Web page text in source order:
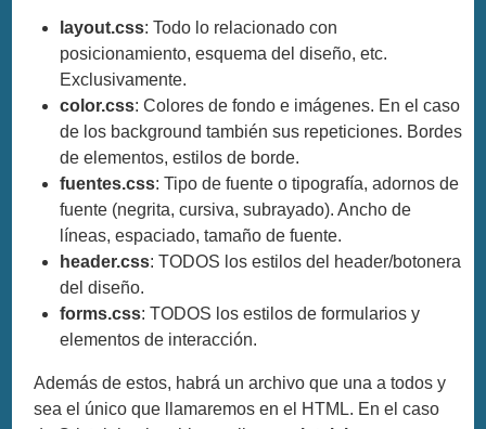
layout.css: Todo lo relacionado con
posicionamiento, esquema del diseño, etc.
Exclusivamente.
color.css: Colores de fondo e imágenes. En el caso
de los background también sus repeticiones. Bordes
de elementos, estilos de borde.
fuentes.css: Tipo de fuente o tipografía, adornos de
fuente (negrita, cursiva, subrayado). Ancho de
líneas, espaciado, tamaño de fuente.
header.css: TODOS los estilos del header/botonera
del diseño.
forms.css: TODOS los estilos de formularios y
elementos de interacción.
Además de estos, habrá un archivo que una a todos y
sea el único que llamaremos en el HTML. En el caso